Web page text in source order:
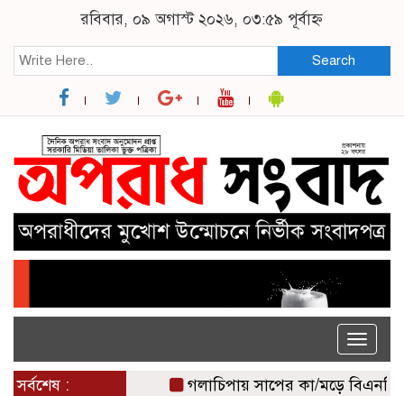
রবিবার, ০৯ অগাস্ট ২০২৬, ০৩:৫৯ পূর্বাহ্ন
Search
Toggle
সর্বশেষ : গলাচিপায় সাপের কা/মড়ে বিএনপি